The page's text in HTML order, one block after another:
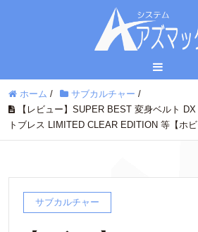
ホーム / サブカルチャー /
【レビュー】SUPER BEST 変身ベルト
トブレス LIMITED CLEAR EDITION 等【ホビ
サブカルチャー